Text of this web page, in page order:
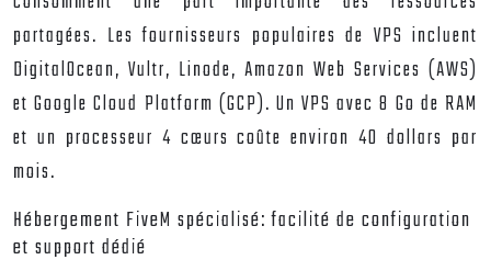
partagées. Les fournisseurs populaires de VPS incluent
DigitalOcean, Vultr, Linode, Amazon Web Services (AWS)
et Google Cloud Platform (GCP). Un VPS avec 8 Go de RAM
et un processeur 4 cœurs coûte environ 40 dollars par
mois.
Hébergement FiveM spécialisé: facilité de configuration
et support dédié